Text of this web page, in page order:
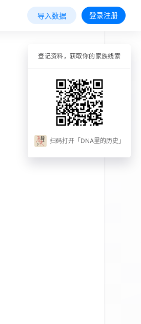
导入数据 登录注册
登记资料，获取你的家族线索
扫码打开「DNA里的历史」